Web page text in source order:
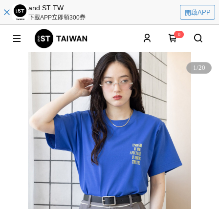
and ST TW
下載APP立即領300券
開啟APP
0
1/20